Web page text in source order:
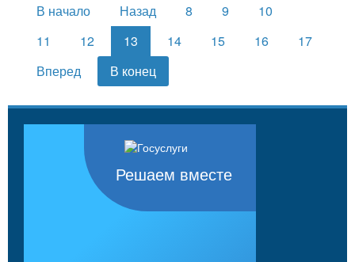
В начало Назад 8 9
10
11
12 13 14 15 16
17
Вперед
В конец
Решаем вместе